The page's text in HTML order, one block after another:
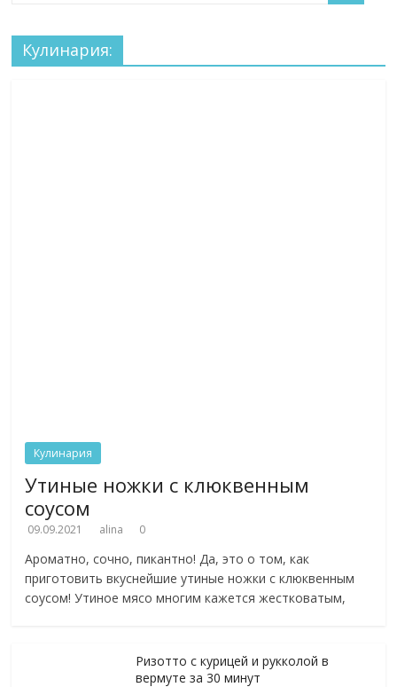
Кулинария:
Кулинария
Утиные ножки с клюквенным
соусом
09.09.2021 alina 0
Ароматно, сочно, пикантно! Да, это о том, как
приготовить вкуснейшие утиные ножки с клюквенным
соусом! Утиное мясо многим кажется жестковатым,
Ризотто с курицей и рукколой в
вермуте за 30 минут